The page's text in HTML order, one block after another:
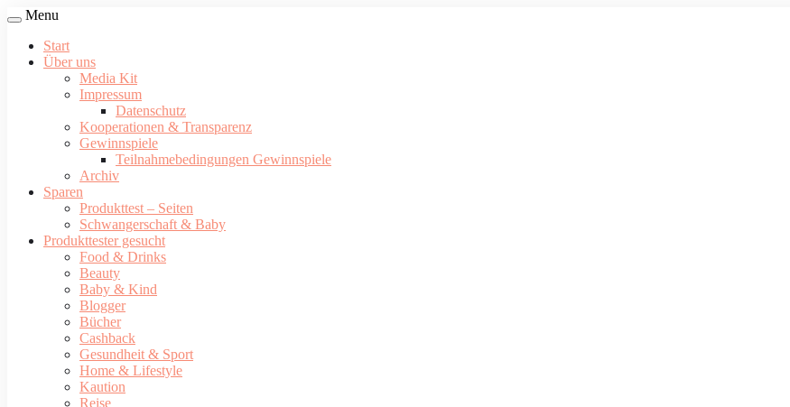
Menu
Start
Über uns
Media Kit
Impressum
Datenschutz
Kooperationen & Transparenz
Gewinnspiele
Teilnahmebedingungen Gewinnspiele
Archiv
Sparen
Produkttest – Seiten
Schwangerschaft & Baby
Produkttester gesucht
Food & Drinks
Beauty
Baby & Kind
Blogger
Bücher
Cashback
Gesundheit & Sport
Home & Lifestyle
Kaution
Reise